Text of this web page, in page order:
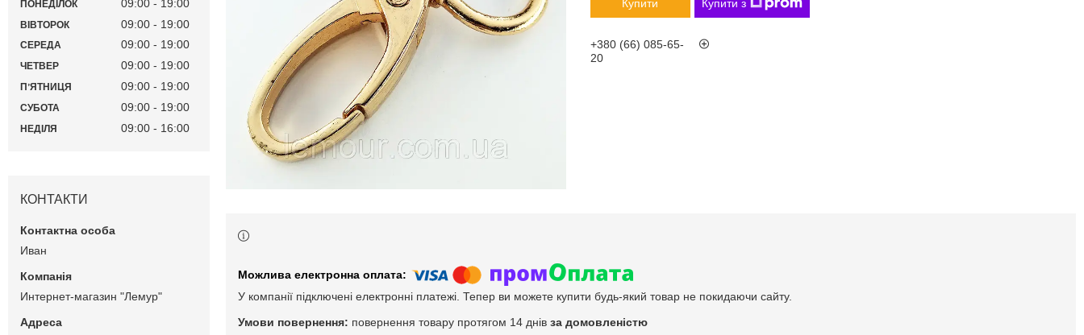
Купити Купити з
+380 (66) 085-65-
20
У компанії підключені електронні платежі. Тепер ви можете купити будь-який товар не покидаючи сайту.
повернення товару протягом 14 днів за домовленістю
ПОНЕДІЛОК 09:00 19:00
ВІВТОРОК 09:00 19:00
СЕРЕДА 09:00 19:00
ЧЕТВЕР 09:00 19:00
ПʼЯТНИЦЯ 09:00 19:00
СУБОТА 09:00 19:00
НЕДІЛЯ 09:00 16:00
КОНТАКТИ
Иван
Интернет-магазин "Лемур"